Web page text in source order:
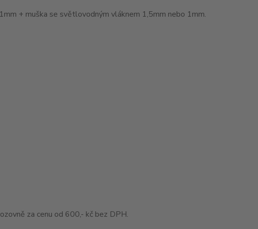
+ muška se světlovodným vláknem 1,5mm nebo 1mm.
za cenu od 600,- kč bez DPH.